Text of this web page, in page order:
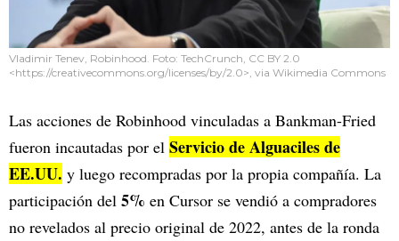
Vladimir Tenev, Robinhood. Foto: TechCrunch, CC BY 2.0
<https://creativecommons.org/licenses/by/2.0>, via Wikimedia Commons
Las acciones de Robinhood vinculadas a Bankman-Fried
fueron incautadas por el Servicio de Alguaciles de
EE.UU. y luego recompradas por la propia compañía. La
participación del 5% en Cursor se vendió a compradores
no revelados al precio original de 2022, antes de la ronda